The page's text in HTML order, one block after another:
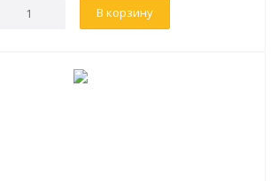
В корзину